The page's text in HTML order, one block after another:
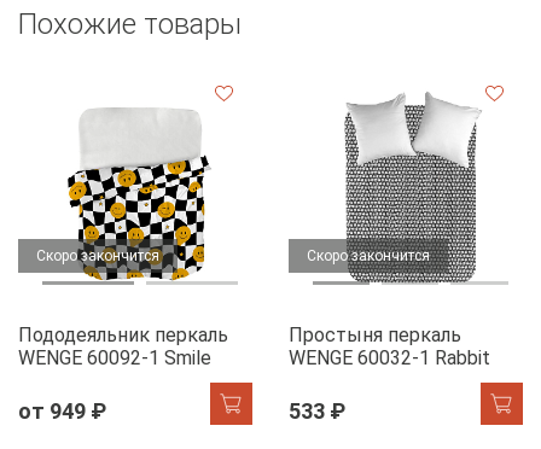
Похожие товары
Скоро закончится
Пододеяльник перкаль
WENGE 60092-1 Smile
от 949 ₽
Скоро закончится
Простыня перкаль
WENGE 60032-1 Rabbit
533 ₽